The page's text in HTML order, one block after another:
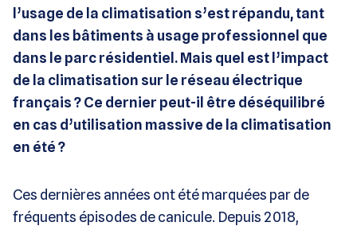
l’usage de la climatisation s’est répandu, tant
dans les bâtiments à usage professionnel que
dans le parc résidentiel. Mais quel est l’impact
de la climatisation sur le réseau électrique
français ? Ce dernier peut-il être déséquilibré
en cas d’utilisation massive de la climatisation
en été ?
Ces dernières années ont été marquées par de
fréquents épisodes de canicule. Depuis 2018,